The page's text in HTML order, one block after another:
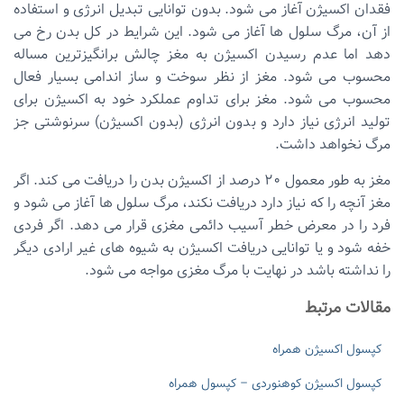
فقدان اکسیژن آغاز می شود. بدون توانایی تبدیل انرژی و استفاده
از آن، مرگ سلول ها آغاز می شود. این شرایط در کل بدن رخ می
دهد اما عدم رسیدن اکسیژن به مغز چالش برانگیزترین مساله
محسوب می شود. مغز از نظر سوخت و ساز اندامی بسیار فعال
محسوب می شود. مغز برای تداوم عملکرد خود به اکسیژن برای
تولید انرژی نیاز دارد و بدون انرژی (بدون اکسیژن) سرنوشتی جز
مرگ نخواهد داشت.
مغز به طور معمول 20 درصد از اکسیژن بدن را دریافت می کند. اگر
مغز آنچه را که نیاز دارد دریافت نکند، مرگ سلول ها آغاز می شود و
فرد را در معرض خطر آسیب دائمی مغزی قرار می دهد. اگر فردی
خفه شود و یا توانایی دریافت اکسیژن به شیوه های غیر ارادی دیگر
را نداشته باشد در نهایت با مرگ مغزی مواجه می شود.
مقالات مرتبط
کپسول اکسیژن همراه
کپسول اکسیژن کوهنوردی – کپسول همراه